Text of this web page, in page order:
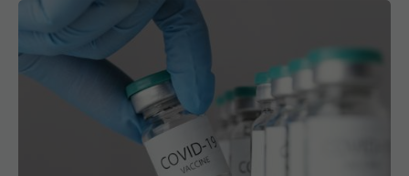
Canada anulează acordul pentru fabricarea
vaccinurilor Novavax Covid-19